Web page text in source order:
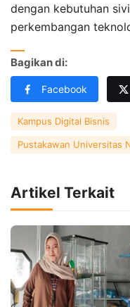
dengan kebutuhan
perkembangan
Bagikan di:
Facebook
Kampus Digital Bisnis
Pustakawan Universitas
Artikel Terkait